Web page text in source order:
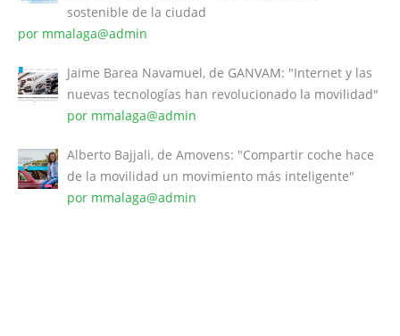
sostenible de la ciudad
por mmalaga@admin
Jaime Barea Navamuel, de GANVAM: "Internet y las
nuevas tecnologías han revolucionado la movilidad"
por mmalaga@admin
Alberto Bajjali, de Amovens: "Compartir coche hace
de la movilidad un movimiento más inteligente"
por mmalaga@admin